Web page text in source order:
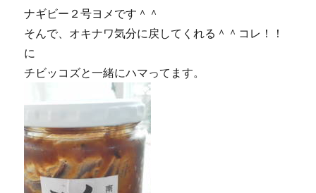
ナギビー２号ヨメです＾＾
そんで、オキナワ気分に戻してくれる＾＾コレ！！
に
チビッコズと一緒にハマってます。